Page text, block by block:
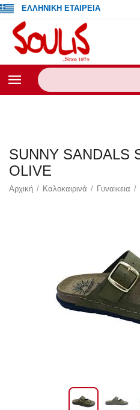
ΕΛΛΗΝΙΚΗ ΕΤΑΙΡΕΙΑ
SUNNY SANDALS
OLIVE
Αρχική / Καλοκαιρινά / Γυναικεια /